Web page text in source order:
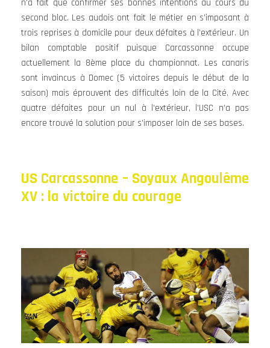
n’a fait que confirmer ses bonnes intentions au cours du
second bloc. Les audois ont fait le métier en s’imposant à
trois reprises à domicile pour deux défaites à l’extérieur. Un
bilan comptable positif puisque Carcassonne occupe
actuellement la 8ème place du championnat. Les canaris
sont invaincus à Domec (5 victoires depuis le début de la
saison) mais éprouvent des difficultés loin de la Cité. Avec
quatre défaites pour un nul à l’extérieur, l’USC n’a pas
encore trouvé la solution pour s’imposer loin de ses bases.
US Carcassonne – Soyaux Angoulême
XV : la victoire du courage